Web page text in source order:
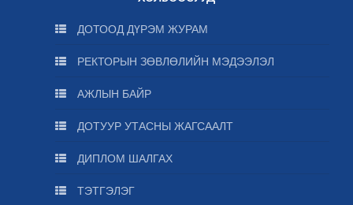
ДОТООД ДҮРЭМ ЖУРАМ
РЕКТОРЫН ЗӨВЛӨЛИЙН МЭДЭЭЛЭЛ
АЖЛЫН БАЙР
ДОТУУР УТАСНЫ ЖАГСААЛТ
ДИПЛОМ ШАЛГАХ
ТЭТГЭЛЭГ